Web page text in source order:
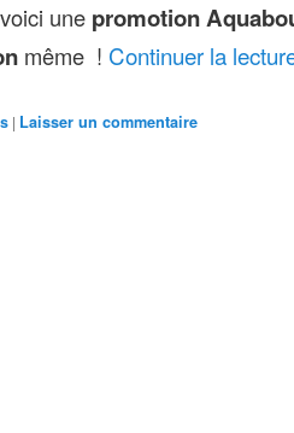
une promotion
même ! Continuer la
| Laisser un commentaire